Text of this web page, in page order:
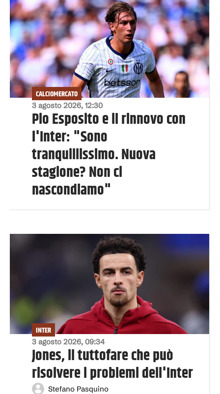
3 agosto 2026, 12:30
CALCIOMERCATO
Pio Esposito e il rinnovo con
l'Inter: "Sono
tranquillissimo. Nuova
stagione? Non ci
nascondiamo"
3 agosto 2026, 09:34
INTER
Jones, il tuttofare che può
risolvere i problemi dell'Inter
Stefano Pasquino